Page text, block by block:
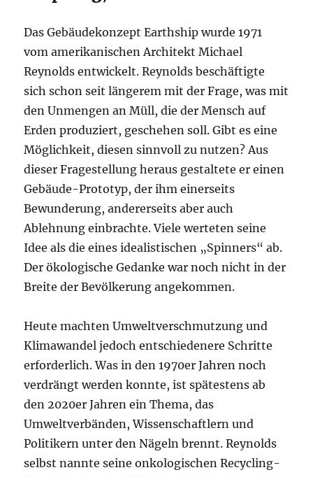
Das Gebäudekonzept Earthship wurde 1971
vom amerikanischen Architekt Michael
Reynolds entwickelt. Reynolds beschäftigte
sich schon seit längerem mit der Frage, was mit
den Unmengen an Müll, die der Mensch auf
Erden produziert, geschehen soll. Gibt es eine
Möglichkeit, diesen sinnvoll zu nutzen? Aus
dieser Fragestellung heraus gestaltete er einen
Gebäude-Prototyp, der ihm einerseits
Bewunderung, andererseits aber auch
Ablehnung einbrachte. Viele werteten seine
Idee als die eines idealistischen „Spinners“ ab.
Der ökologische Gedanke war noch nicht in der
Breite der Bevölkerung angekommen.
Heute machten Umweltverschmutzung und
Klimawandel jedoch entschiedenere Schritte
erforderlich. Was in den 1970er Jahren noch
verdrängt werden konnte, ist spätestens ab
den 2020er Jahren ein Thema, das
Umweltverbänden, Wissenschaftlern und
Politikern unter den Nägeln brennt. Reynolds
selbst nannte seine onkologischen Recycling-